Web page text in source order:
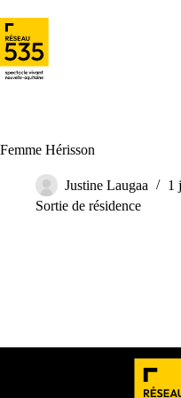
Femme Hérisson
Justine Laugaa
1
Sortie de résidence